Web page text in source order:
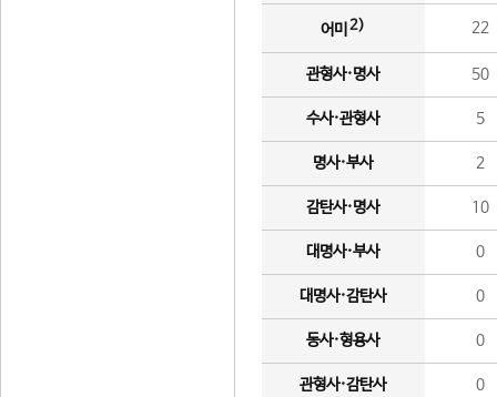
어미 2) 22
관형사·명사 50
수사·관형사 5
명사·부사 2
감탄사·명사 10
대명사·부사 0
대명사·감탄사 0
동사·형용사 0
관형사·감탄사 0